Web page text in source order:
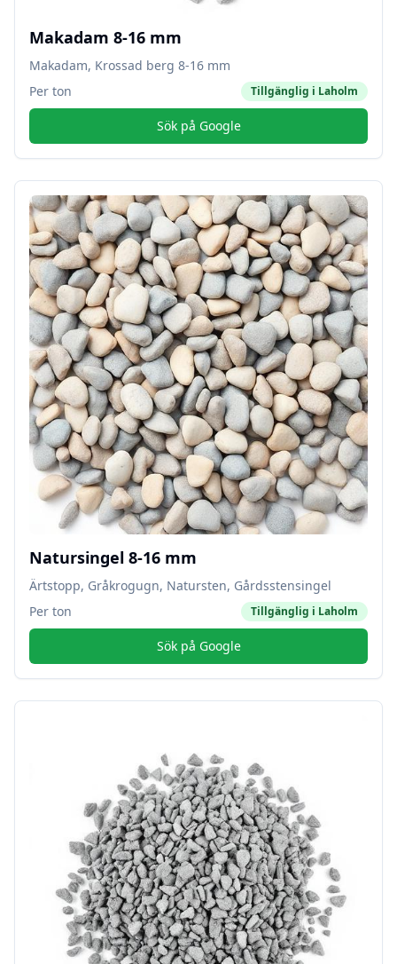
Makadam 8-16 mm
Makadam, Krossad berg 8-16 mm
Per ton
Tillgänglig i Laholm
Sök på Google
Natursingel 8-16 mm
Ärtstopp, Gråkrogugn, Natursten, Gårdsstensingel
Per ton
Tillgänglig i Laholm
Sök på Google